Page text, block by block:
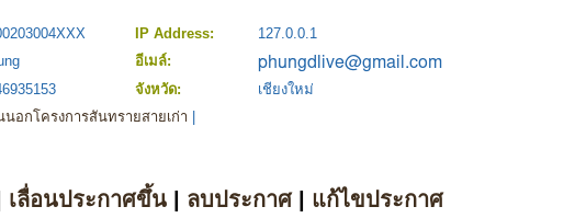
IP Address:
127.0.0.1
อีเมล์:
จังหวัด:
เชียงใหม่
นอกโครงการสันทรายสายเก่า
เลื่อนประกาศขึ้น| ลบประกาศ| แก้ไขประกาศ